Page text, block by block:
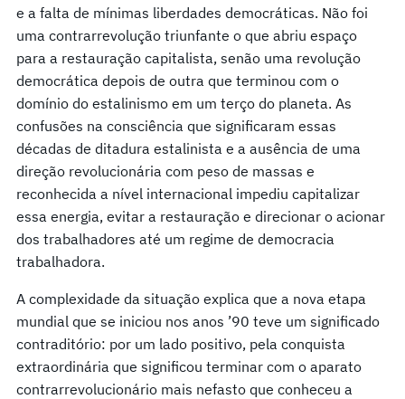
e a falta de mínimas liberdades democráticas. Não foi
uma contrarrevolução triunfante o que abriu espaço
para a restauração capitalista, senão uma revolução
democrática depois de outra que terminou com o
domínio do estalinismo em um terço do planeta. As
confusões na consciência que significaram essas
décadas de ditadura estalinista e a ausência de uma
direção revolucionária com peso de massas e
reconhecida a nível internacional impediu capitalizar
essa energia, evitar a restauração e direcionar o acionar
dos trabalhadores até um regime de democracia
trabalhadora.
A complexidade da situação explica que a nova etapa
mundial que se iniciou nos anos ’90 teve um significado
contraditório: por um lado positivo, pela conquista
extraordinária que significou terminar com o aparato
contrarrevolucionário mais nefasto que conheceu a